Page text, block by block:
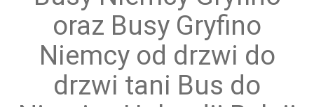
oraz Busy Gryfino
Niemcy od drzwi do
drzwi tani Bus do